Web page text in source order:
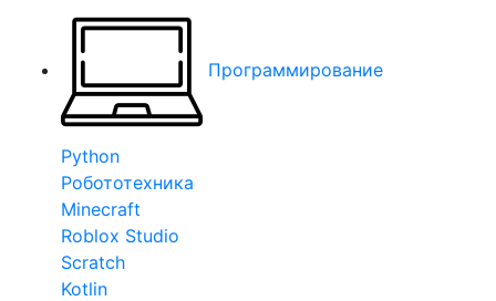
Программирование
Python
Робототехника
Minecraft
Roblox Studio
Scratch
Kotlin